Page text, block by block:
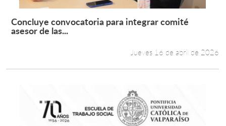
Leer más +
Concluye convocatoria para integrar comité
asesor de las...
Jueves 16 de abril de 2026